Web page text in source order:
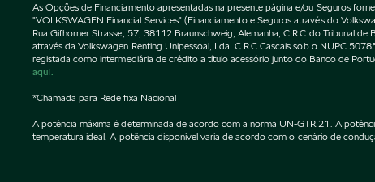
As Opções de Financiamento apresentadas na presente página e/ou Seguros
"VOLKSWAGEN Financial Services" (Financiamento e Seguros através do
Rua Gifhorner Strasse, 57, 38112 Braunschweig, Alemanha, C.R.C do Tribunal
através da Volkswagen Renting Unipessoal, Lda. C.R.C Cascais sob o NUPC
registada como intermediária de crédito a título acessório junto do Banco de
aqui.
*Chamada para Rede fixa Nacional
A potência máxima é determinada de acordo com a norma UN-GTR.21. A
temperatura ideal. A potência disponível varia de acordo com o cenário de